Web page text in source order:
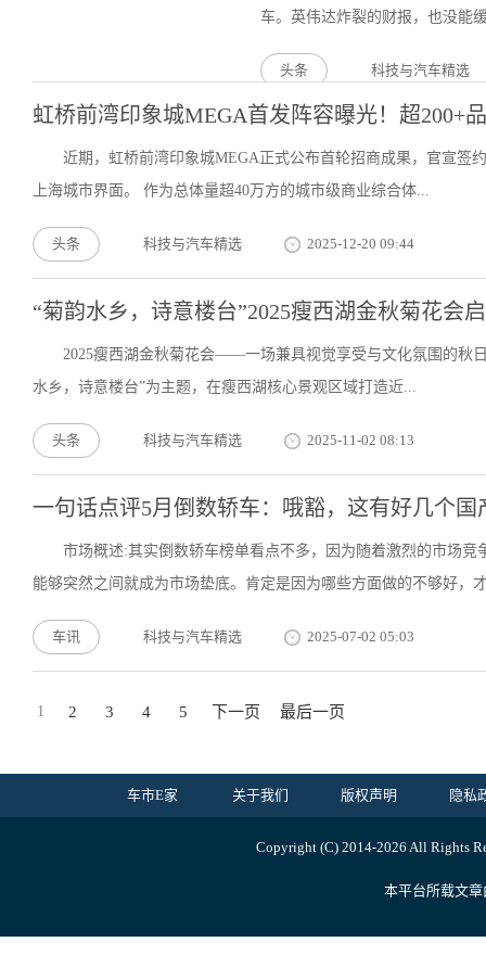
车。英伟达炸裂的财报，也没能
头条 科技与汽车精选
虹桥前湾印象城MEGA首发阵容曝光！超200+
近期，虹桥前湾印象城MEGA正式公布首轮招商成果，官宣签
上海城市界面。 作为总体量超40万方的城市级商业综合体...
头条 科技与汽车精选 2025-12-20 09:44
“菊韵水乡，诗意楼台”2025瘦西湖金秋菊花会
2025瘦西湖金秋菊花会——一场兼具视觉享受与文化氛围的秋
水乡，诗意楼台”为主题，在瘦西湖核心景观区域打造近...
头条 科技与汽车精选 2025-11-02 08:13
一句话点评5月倒数轿车：哦豁，这有好几个国
市场概述:其实倒数轿车榜单看点不多，因为随着激烈的市场
能够突然之间就成为市场垫底。肯定是因为哪些方面做的不够好，
车讯 科技与汽车精选 2025-07-02 05:03
1 2 3 4 5 下一页 最后一页
车市E家 关于我们 版权声明 隐私
Copyright (C) 2014-2026 All Rights
本平台所载文章